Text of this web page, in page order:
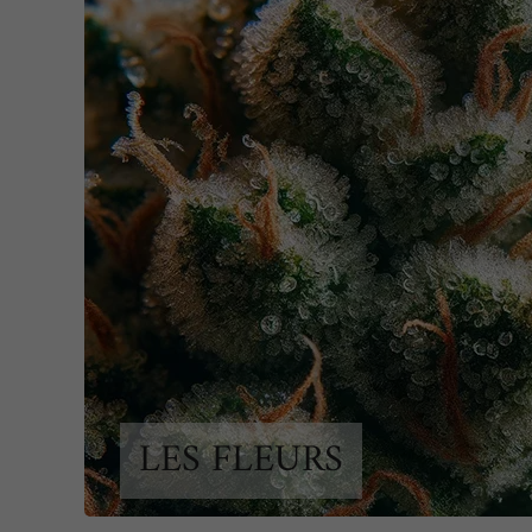
LES FLEURS